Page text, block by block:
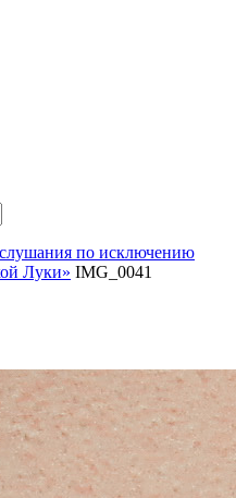
по исключению
Луки» IMG_0041